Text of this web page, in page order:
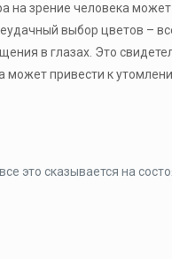
на зрение человека
выбор цветов –
в глазах. Это
привести к
это сказывается на